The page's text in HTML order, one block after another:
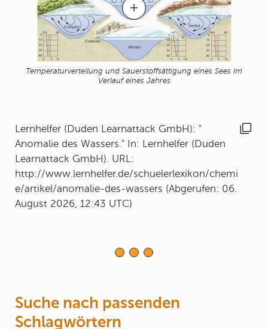
Temperaturverteilung und Sauerstoffsättigung eines Sees im
Verlauf eines Jahres
Lernhelfer (Duden Learnattack GmbH): "
Anomalie des Wassers." In: Lernhelfer (Duden
Learnattack GmbH). URL:
http://www.lernhelfer.de/schuelerlexikon/chemi
e/artikel/anomalie-des-wassers (Abgerufen: 06.
August 2026, 12:43 UTC)
Suche nach passenden
Schlagwörtern